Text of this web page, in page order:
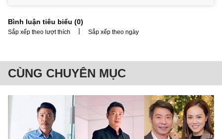
Bình luận tiêu biểu (0)
Sắp xếp theo lượt thích | Sắp xếp theo ngày
CÙNG CHUYÊN MỤC